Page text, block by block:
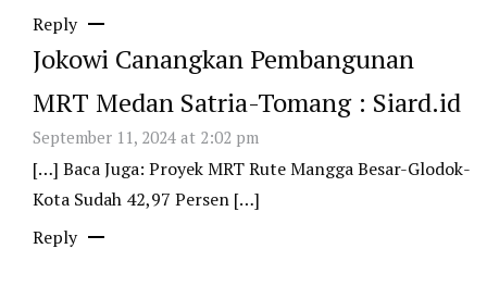
Reply
Jokowi Canangkan Pembangunan
MRT Medan Satria-Tomang : Siard.id
September 11, 2024 at 2:02 pm
[…] Baca Juga: Proyek MRT Rute Mangga Besar-Glodok-
Kota Sudah 42,97 Persen […]
Reply